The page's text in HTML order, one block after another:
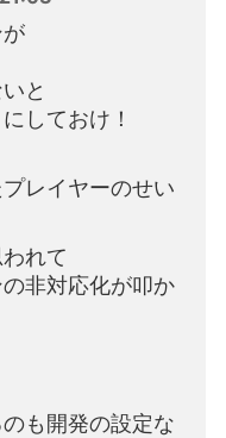
と
しておけ！
レイヤーのせい
れて
非対応化が叩か
も開発の設定な